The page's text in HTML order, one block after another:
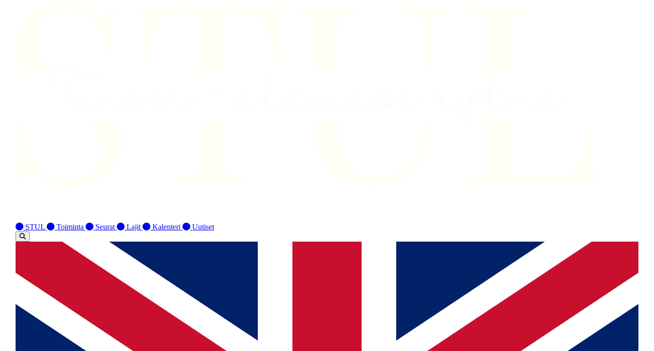
STUL Toiminta Seurat Lajit Kalenteri Uutiset